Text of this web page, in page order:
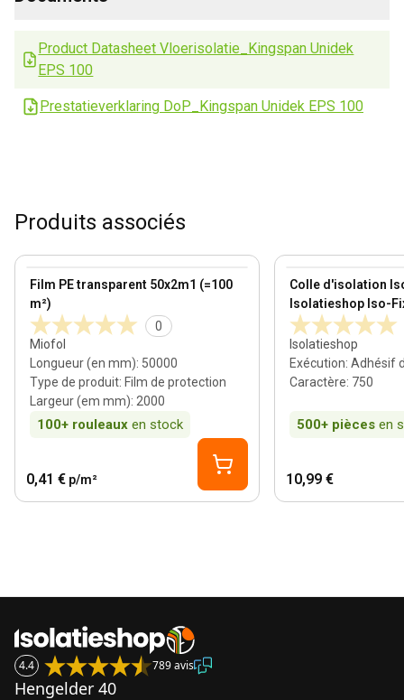
Product Datasheet Vloerisolatie_Kingspan Unidek
EPS 100
Prestatieverklaring DoP_Kingspan Unidek EPS 100
Produits associés
Film PE transparent 50x2m1 (=100
m²)
0
Miofol
Longueur (en mm): 50000
Type de produit: Film de protection
Largeur (em mm): 2000
100+ rouleaux en stock
View product
0,41 € p/m²
Colle d'isolation
Isolatieshop Iso-
Isolatieshop
Exécution: Adhésif
Caractère: 750
500+ pièces en
View product
10,99 €
4.4 789 avis
Hengelder 40